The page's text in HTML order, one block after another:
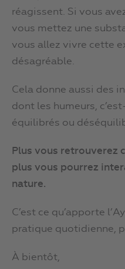
réagissent. Si vous
vous mettez une
vous allez vivre cette
désagréable.
Cela donne aussi des
dont les humeurs,
équilibrés ou
Plus vous retrouverez
plus vous pourrez
nature.
C’est ce qu’apporte
pratique quotidienne,
À bientôt,